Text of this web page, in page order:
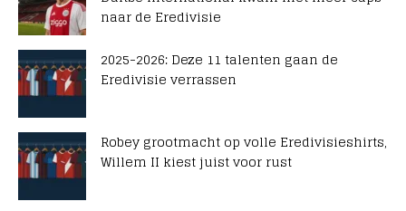
naar de Eredivisie
2025-2026: Deze 11 talenten gaan de
Eredivisie verrassen
Robey grootmacht op volle Eredivisieshirts,
Willem II kiest juist voor rust